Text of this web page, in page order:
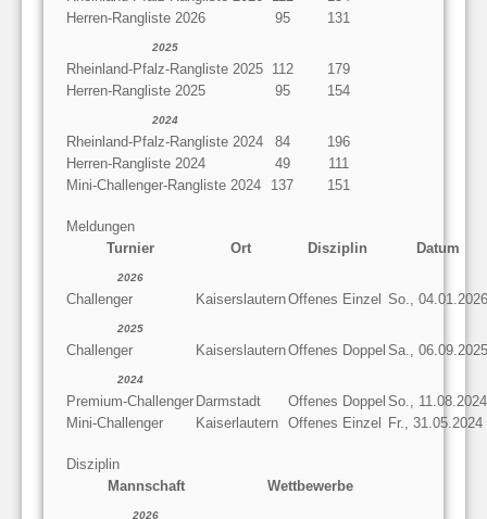
Herren-Rangliste 2026
95 131
2025
Rheinland-Pfalz-Rangliste 2025 112
179
Herren-Rangliste 2025
95 154
2024
Rheinland-Pfalz-Rangliste 2024 84
196
Herren-Rangliste 2024
49
111
Mini-Challenger-Rangliste 2024
137 151
Meldungen
Turnier
Ort Disziplin Datum
2026
Challenger KaiserslauternOffenes Einzel So., 04.01.2026
2025
Challenger KaiserslauternOffenes Doppel Sa., 06.09.2025
2024
Premium-Challenger Darmstadt Offenes Doppel So., 11.08.2024
Mini-Challenger
Kaiserlautern Offenes Einzel Fr., 31.05.2024
Disziplin
Mannschaft
Wettbewerbe
2026